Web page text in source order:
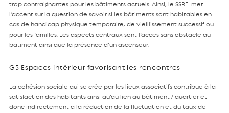
trop contraignantes pour les bâtiments actuels. Ainsi, le SSREI met
l’accent sur la question de savoir si les bâtiments sont habitables en
cas de handicap physique temporaire, de vieillissement successif ou
pour les familles. Les aspects centraux sont l’accès sans obstacle au
bâtiment ainsi que la présence d’un ascenseur.
G5 Espaces intérieur favorisant les rencontres
La cohésion sociale qui se crée par les lieux associatifs contribue à la
satisfaction des habitants ainsi qu’au lien au bâtiment / quartier et
donc indirectement à la réduction de la fluctuation et du taux de